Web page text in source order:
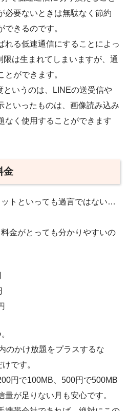
必要ないときは無駄なく節約
できるのです。
れる低速通信にすることによっ
は生まれてしまいますが、通
ができます。
というのは、LINEの送受信や
といったものは、画像読み込み
なく使用することができます
金
トといっても過言ではない…
金がとっても分かりやすいの
のかけ放題をプラスするな
です。
円で100MB、500円で500MB
が足りない月も安心です。